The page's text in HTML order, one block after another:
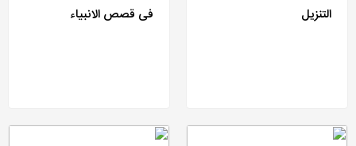
التنزیل
فی قصص الانبیاء